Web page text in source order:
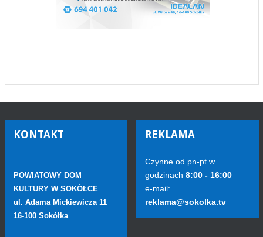
KONTAKT
POWIATOWY DOM
KULTURY W SOKÓŁCE
ul. Adama Mickiewicza 11
16-100 Sokółka
REKLAMA
Czynne od pn-pt w
godzinach 8:00 - 16:00
e-mail:
reklama@sokolka.tv